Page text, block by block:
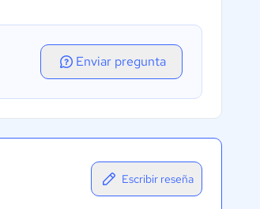
Enviar pregunta
Escribir reseña